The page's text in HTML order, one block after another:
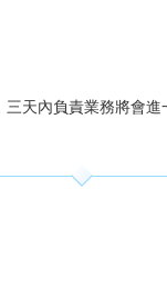
天內負責業務將會進